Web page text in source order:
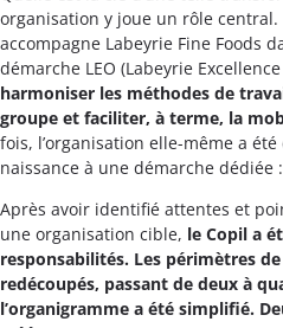
organisation y joue un rôle
accompagne Labeyrie Fine Foods
démarche LEO (Labeyrie
harmoniser les méthodes de
groupe et faciliter, à terme, la
fois, l’organisation elle-même a
naissance à une démarche dédiée
Après avoir identifié attentes et
une organisation cible, le Copil a
responsabilités. Les périmètres
redécoupés, passant de deux à
l’organigramme a été simplifié.